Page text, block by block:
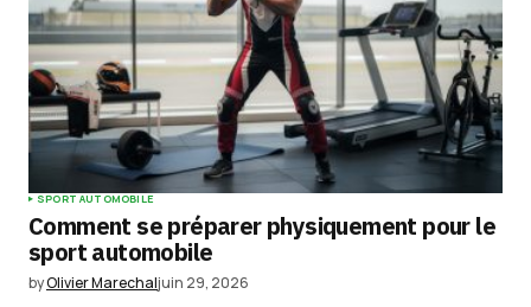
SPORT AUTOMOBILE
Comment se préparer physiquement pour le
sport automobile
byOlivier Marechaljuin 29, 2026